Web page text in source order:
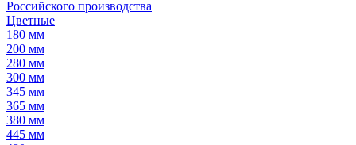
Российского производства
Цветные
180 мм
200 мм
280 мм
300 мм
345 мм
365 мм
380 мм
445 мм